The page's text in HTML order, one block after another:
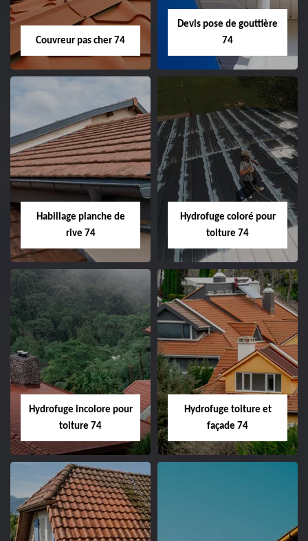
Couvreur pas cher 74
Devis pose de gouttière
74
Habillage planche de
rive 74
Hydrofuge coloré pour
toiture 74
Hydrofuge incolore pour
toiture 74
Hydrofuge toiture et
façade 74